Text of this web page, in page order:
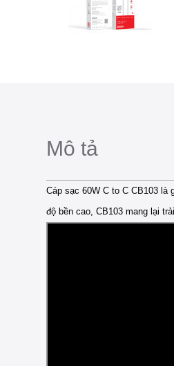
Mô tả
Cáp sạc 60W C to C CB103 là
độ bền cao, CB103 mang lại